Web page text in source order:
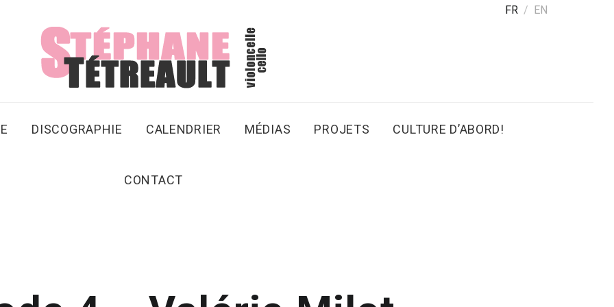
FR EN
DISCOGRAPHIE CALENDRIER MÉDIAS PROJETS CULTURE D’ABORD!
CONTACT